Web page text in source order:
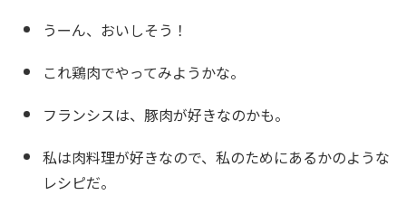
うーん、おいしそう！
これ鶏肉でやってみようかな。
フランシスは、豚肉が好きなのかも。
私は肉料理が好きなので、私のためにあるかのような
レシピだ。